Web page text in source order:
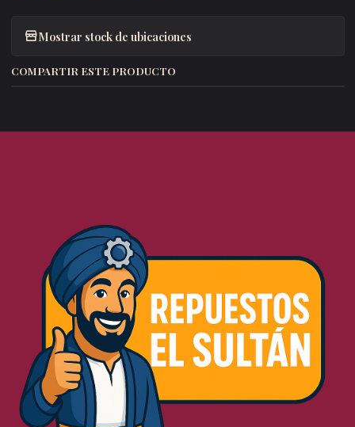
Mostrar stock de ubicaciones
COMPARTIR ESTE PRODUCTO